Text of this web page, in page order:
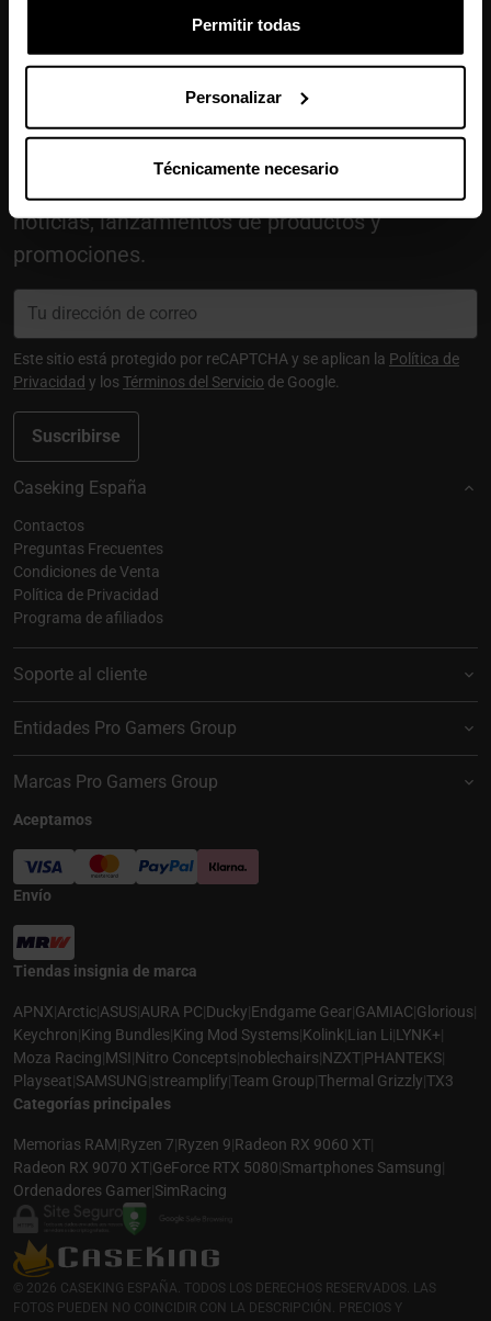
Permitir todas
Personalizar
Técnicamente necesario
De lunes a viernes, de 10:00 a 13:00 y 14:00 a 18:00
noticias, lanzamientos de productos y
promociones.
Suscribirse
Este sitio está protegido por reCAPTCHA y se aplican la Política de
Privacidad y losTérminos del Servicio de Google.
Caseking España
Contactos
Preguntas Frecuentes
Condiciones de Venta
Política de Privacidad
Programa de afiliados
Soporte al cliente
Entidades Pro Gamers Group
Marcas Pro Gamers Group
Aceptamos
Envío
Tiendas insignia de marca
APNX|Arctic|ASUS|AURA PC|Ducky|Endgame Gear|GAMIAC|Glorious|
Keychron|King Bundles|King Mod Systems|Kolink|Lian Li|LYNK+|
Moza Racing|MSI|Nitro Concepts|noblechairs|NZXT|PHANTEKS|
Playseat|SAMSUNG|streamplify|Team Group|Thermal Grizzly|TX3
Categorías principales
Memorias RAM|Ryzen 7|Ryzen 9|Radeon RX 9060 XT|
Radeon RX 9070 XT|GeForce RTX 5080|Smartphones Samsung|
Ordenadores Gamer|SimRacing
© 2026 CASEKING ESPAÑA. TODOS LOS DERECHOS RESERVADOS. LAS
FOTOS PUEDEN NO COINCIDIR CON LA DESCRIPCIÓN. PRECIOS Y